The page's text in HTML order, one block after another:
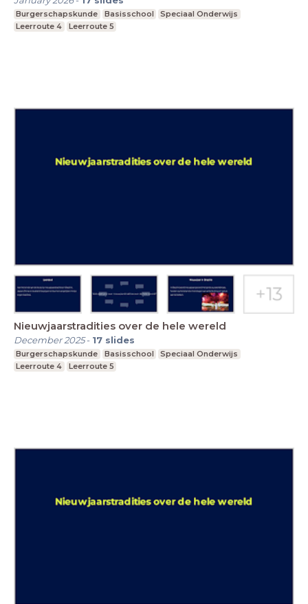
Burgerschapskunde Basisschool
Speciaal Onderwijs
Leerroute 4
Leerroute 5
Nieuwjaarstradities over de hele wereld
December 2025- 17 slides
Burgerschapskunde Basisschool
Speciaal Onderwijs
Leerroute 4
Leerroute 5